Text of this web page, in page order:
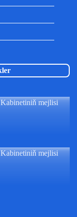
mejlisi
mejlisi